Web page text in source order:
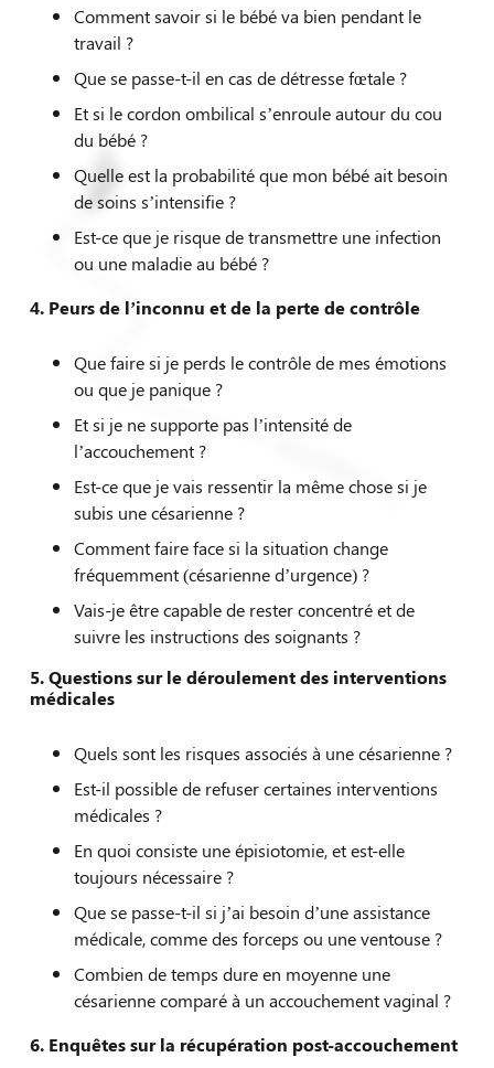
Comment savoir si le bébé va bien pendant le
travail ?
Que se passe-t-il en cas de détresse fœtale ?
Et si le cordon ombilical s’enroule autour du cou
du bébé ?
Quelle est la probabilité que mon bébé ait besoin
de soins s’intensifie ?
Est-ce que je risque de transmettre une infection
ou une maladie au bébé ?
4. Peurs de l’inconnu et de la perte de contrôle
Que faire si je perds le contrôle de mes émotions
ou que je panique ?
Et si je ne supporte pas l’intensité de
l’accouchement ?
Est-ce que je vais ressentir la même chose si je
subis une césarienne ?
Comment faire face si la situation change
fréquemment (césarienne d’urgence) ?
Vais-je être capable de rester concentré et de
suivre les instructions des soignants ?
5.Questions sur le déroulement des interventions
médicales
Quels sont les risques associés à une césarienne ?
Est-il possible de refuser certaines interventions
médicales ?
En quoi consiste une épisiotomie, et est-elle
toujours nécessaire ?
Que se passe-t-il si j’ai besoin d’une assistance
médicale, comme des forceps ou une ventouse ?
Combien de temps dure en moyenne une
césarienne comparé à un accouchement vaginal ?
6. Enquêtes sur la récupération post-accouchement